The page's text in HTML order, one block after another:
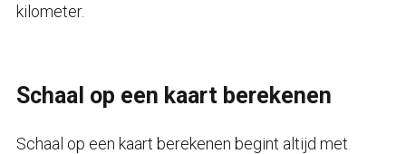
kilometer.
Schaal op een kaart berekenen
Schaal op een kaart berekenen begint altijd met